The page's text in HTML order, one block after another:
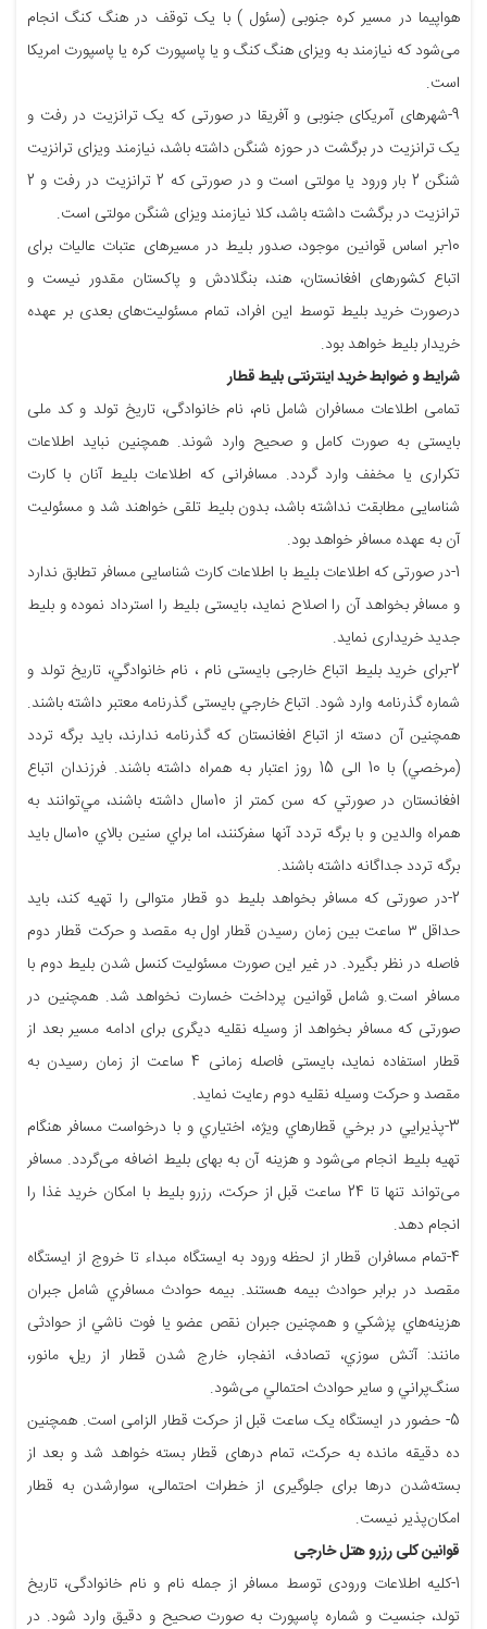
هواپیما در مسیر کره جنوبی (سئول ) با یک توقف در هنگ کنگ انجام
می‌شود که نیازمند به ویزای هنگ کنگ و یا پاسپورت کره یا پاسپورت امریکا
است.
9-شهرهای آمریکای جنوبی و آفریقا در صورتی که یک ترانزیت در رفت و
یک ترانزیت در برگشت در حوزه شنگن داشته باشد، نیازمند ویزای ترانزیت
شنگن 2 بار ورود یا مولتی است و در صورتی که 2 ترانزیت در رفت و 2
ترانزیت در برگشت داشته باشد، کلا نیازمند ویزای شنگن مولتی است.
10-بر اساس قوانین موجود، صدور بلیط در مسیرهای عتبات عالیات برای
اتباع کشورهای افغانستان، هند، بنگلادش و پاکستان مقدور نیست و
درصورت خرید بلیط توسط این افراد، تمام مسئولیت‌های بعدی بر عهده‌
خریدار بلیط خواهد بود.
شرایط و ضوابط خرید اینترنتی بلیط قطار
تمامی اطلاعات مسافران شامل نام، نام خانوادگی، تاریخ تولد و کد ملی
بایستی به صورت کامل و صحیح وارد شوند. همچنین نباید اطلاعات
تکراری یا مخفف وارد گردد. مسافرانی که اطلاعات بلیط آنان با کارت
شناسایی مطابقت نداشته باشد، بدون بلیط تلقی خواهند شد و مسئولیت
آن به عهده مسافر خواهد بود.
1-در صورتی که اطلاعات بلیط با اطلاعات کارت شناسایی مسافر تطابق ندارد
و مسافر بخواهد آن را اصلاح نماید، بایستی بلیط را استرداد نموده و بلیط
جدید خریداری نماید.
2-برای خرید بلیط اتباع خارجی بایستی نام ، نام خانوادگي، تاریخ تولد و
شماره‌ گذرنامه وارد شود. اتباع خارجي بايستی گذرنامه‌ معتبر داشته باشند.
همچنین آن دسته از اتباع افغانستان كه گذرنامه ندارند، بايد برگه‌ تردد
(مرخصي) با 10 الی 15 روز اعتبار به همراه داشته باشند. فرزندان اتباع
افغانستان در صورتي كه سن كمتر از 10سال داشته باشند، مي‌توانند به
همراه والدين و با برگه‌ تردد آنها سفركنند، اما براي سنين بالاي 10سال بايد
برگه‌ تردد جداگانه داشته باشند.
2-در صورتی که مسافر بخواهد بلیط دو قطار متوالی را تهیه کند، باید
حداقل ۳ ساعت بین زمان رسیدن قطار اول به مقصد و حرکت قطار دوم
فاصله در نظر بگیرد. در غیر این صورت مسئولیت کنسل شدن بلیط دوم با
مسافر است.و شامل قوانین پرداخت خسارت نخواهد شد. همچنین در
صورتی که مسافر بخواهد از وسیله نقلیه دیگری برای ادامه مسیر بعد از
قطار استفاده نماید، بایستی فاصله زمانی 4 ساعت از زمان رسیدن به
مقصد و حرکت وسیله نقلیه دوم رعایت نماید.
3-پذيرايي در برخي قطارهاي ويژه، اختياري و با درخواست مسافر هنگام
تهيه‌ بلیط انجام می‌شود و هزینه‌ آن به بهای بلیط اضافه می‌گردد. مسافر
می‌تواند تنها تا 24 ساعت قبل از حركت، ‌رزرو بلیط با امكان خريد غذا را
انجام دهد.
4-تمام مسافران قطار از لحظه‌ ورود به ايستگاه مبداء تا خروج از ايستگاه
مقصد در برابر حوادث بیمه هستند. بيمه‌ حوادث مسافري شامل جبران
هزينه‌هاي پزشكي و همچنين جبران نقص عضو يا فوت ناشي از حوادثی
مانند: آتش سوزي، تصادف، انفجار، خارج شدن قطار از ريل، مانور،
سنگ‌پراني و ساير حوادث احتمالي می‌شود.
5- حضور در ایستگاه یک ساعت قبل از حرکت قطار الزامی است. همچنین
ده دقیقه مانده به حركت، تمام درهای قطار بسته خواهد شد و بعد از
بسته‌شدن درها برای جلوگیری از خطرات احتمالی، سوارشدن به قطار
امكان‌پذیر نیست.
قوانین کلی رزرو هتل خارجی
1-کلیه اطلاعات ورودی توسط مسافر از جمله نام و نام خانوادگی، تاریخ
تولد، جنسیت و شماره پاسپورت به صورت صحیح و دقیق وارد شود. در